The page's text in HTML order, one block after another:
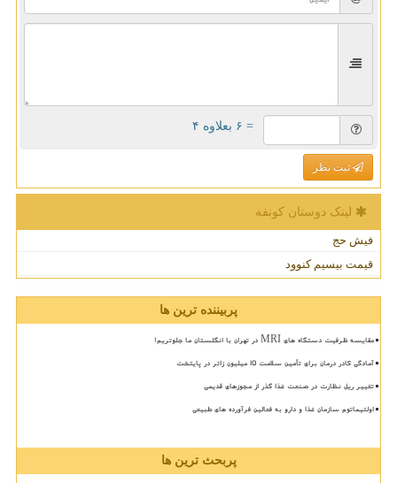
= ۶ بعلاوه ۴
ثبت نظر
لینک دوستان كونفه
فیش حج
قیمت بیسیم کنوود
پربیننده ترین ها
مقایسه ظرفیت دستگاه های MRI در تهران با انگلستان ما جلوتریم!
آمادگی کادر درمان برای تأمین سلامت 15 میلیون زائر در پایتخت
تغییر ریل نظارت در صنعت غذا گذر از مجوزهای قدیمی
اولتیماتوم سازمان غذا و دارو به فعالین فرآورده های طبیعی
پربحث ترین ها